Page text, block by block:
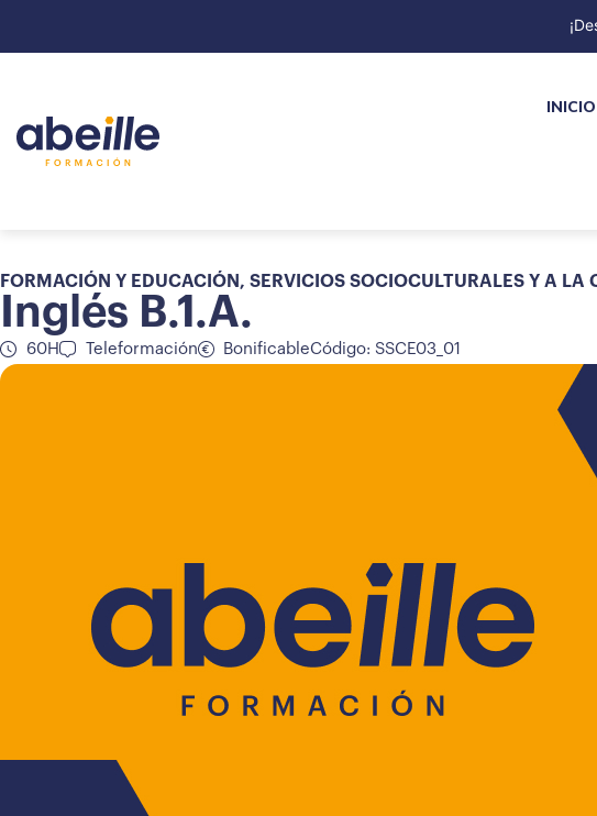
INICIO
FORMACIÓN Y EDUCACIÓN , SERVICIOS SOCIOCULTURALES Y A LA
Inglés B.1.A.
60H Teleformación BonificableCódigo: SSCE03_01